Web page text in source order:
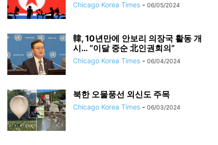
Chicago Korea Times - 06/05/2024
韓, 10년만에 안보리 의장국 활동 개
시… “이달 중순 北인권회의”
Chicago Korea Times - 06/04/2024
북한 오물풍선 외신도 주목
Chicago Korea Times - 06/03/2024